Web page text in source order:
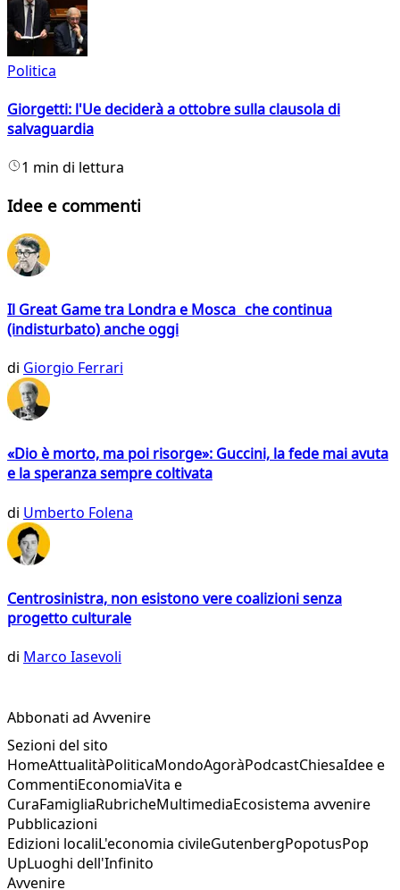
Politica
Giorgetti: l'Ue deciderà a ottobre sulla clausola di
salvaguardia
1 min di lettura
Idee e commenti
Il Great Game tra Londra e Mosca che continua
(indisturbato) anche oggi
di Giorgio Ferrari
«Dio è morto, ma poi risorge»: Guccini, la fede mai avuta
e la speranza sempre coltivata
di Umberto Folena
Centrosinistra, non esistono vere coalizioni senza
progetto culturale
di Marco Iasevoli
Abbonati ad Avvenire
Sezioni del sito
HomeAttualitàPoliticaMondoAgoràPodcastChiesaIdee e
CommentiEconomiaVita e
CuraFamigliaRubricheMultimediaEcosistema avvenire
Pubblicazioni
Edizioni localiL'economia civileGutenbergPopotusPop
UpLuoghi dell'Infinito
Avvenire